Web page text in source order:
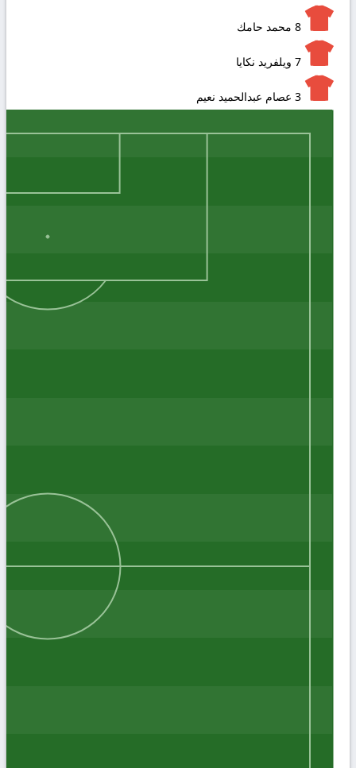
8 محمد حامك
7 ويلفريد نكايا
3 عصام عبدالحميد نعيم